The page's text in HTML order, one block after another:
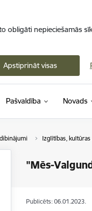
obligāti nepieciešamās
Apstiprināt visas
Pašvaldība Novads
Izglītības,
"Mēs-
Publicēts: 06.01.2023.